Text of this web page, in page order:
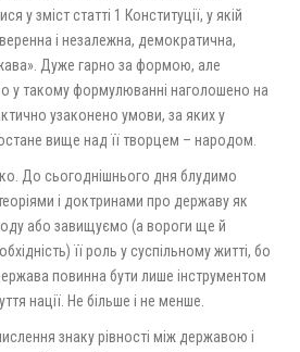
у зміст статті 1 Конституції, у якій
і незалежна, демократична,
Дуже гарно за формою, але
у такому формулюванні наголошено на
узаконено умови, за яких у
вище над її творцем – народом.
До сьогоднішнього дня блудимо
і доктринами про державу як
або завищуємо (а вороги ще й
її роль у суспільному житті, бо
повинна бути лише інструментом
нації. Не більше і не менше.
знаку рівності між державою і